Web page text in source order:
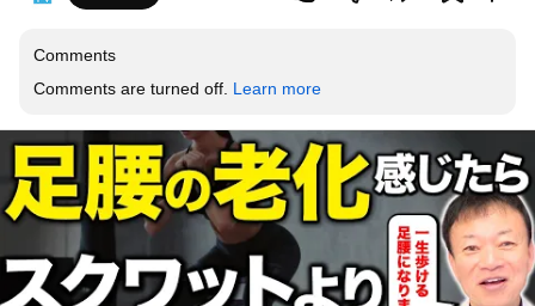
Comments
Comments are turned off. Learn more